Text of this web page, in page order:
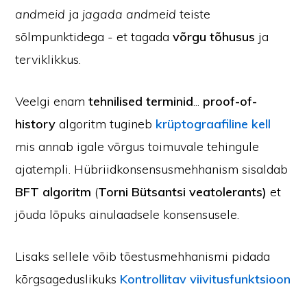
andmeid ja jagada andmeid teiste
sõlmpunktidega - et tagadavõrgu tõhusus ja
terviklikkus.
Veelgi enamtehnilised terminid... proof-of-
history algoritm tugineb krüptograafiline kell
mis annab igale võrgus toimuvale tehingule
ajatempli. Hübriidkonsensusmehhanism sisaldab
BFT algoritm (Torni Bütsantsi veatolerants) et
jõuda lõpuks ainulaadsele konsensusele.
Lisaks sellele võib tõestusmehhanismi pidada
kõrgsageduslikuks Kontrollitav viivitusfunktsioon